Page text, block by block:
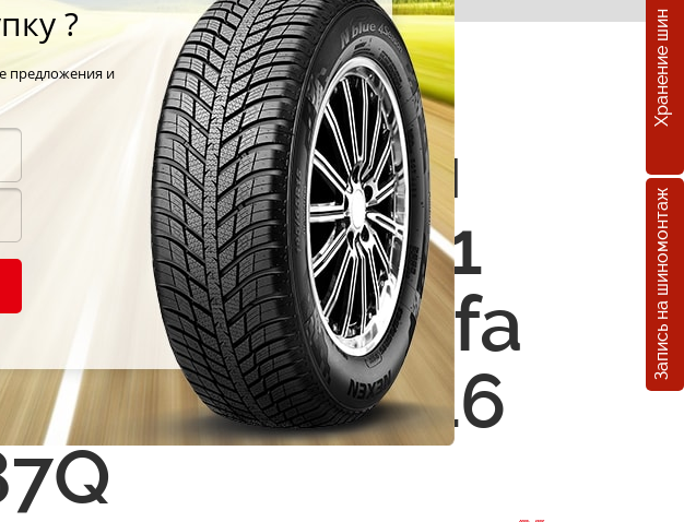
Хранение шин
Запись на шиномонтаж
195/55 R16 87Q
шины
SN-1
Runsafa
195/55 R16
?
предложения и